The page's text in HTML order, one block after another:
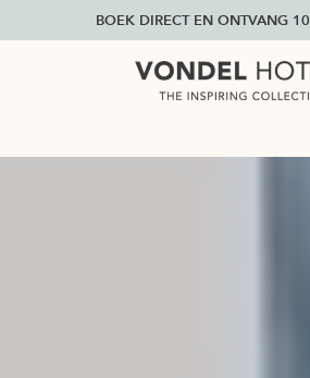
BOEK DIRECT EN ONTVANG